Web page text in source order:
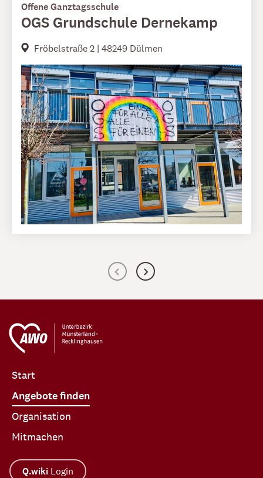
Offene Ganztagsschule
OGS Grundschule Dernekamp
Fröbelstraße 2 | 48249 Dülmen
Start
Angebote finden
Organisation
Mitmachen
Q.wiki Login